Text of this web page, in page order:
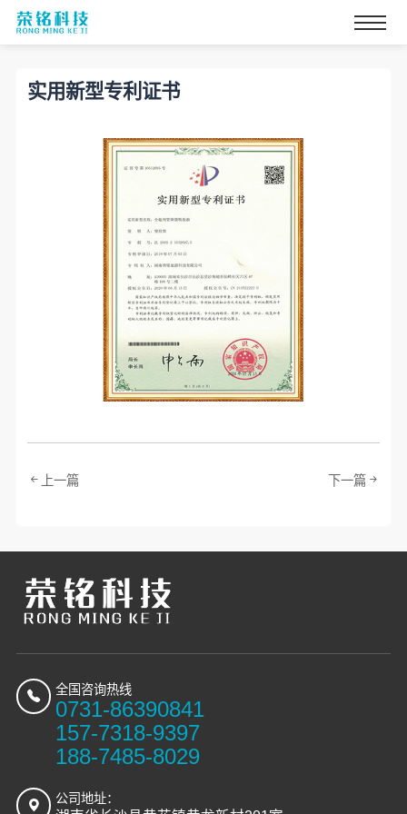
实用新型专利证书
上一篇 下一篇
全国咨询热线
0731-86390841
157-7318-9397
188-7485-8029
公司地址：